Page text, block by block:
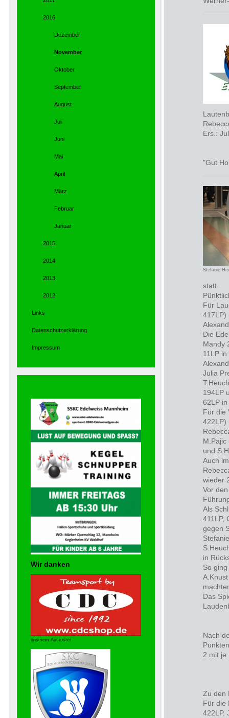
Ers.:
"Gut
Stefanie
statt.
Für
417LP)
Die
Mandy
11LP
Julia
194LP
62LP
Für die
422LP)
M.Pajic
und
Auch
wieder
Vor
Als
411LP,
gegen
in
So
Das
Nach
2 mit je
Zu den
Für die
422LP,
2016
Dezember
November
Oktober
September
August
Juli
Juni
Mai
April
März
Februar
Januar
2015
2014
2013
2012
Links
Datenschutzerklärung
Impressum
Wir danken
unserem Ausrüster